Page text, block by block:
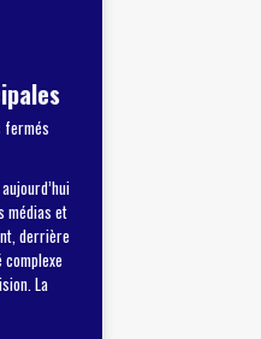
fermés
médias et
derrière
La